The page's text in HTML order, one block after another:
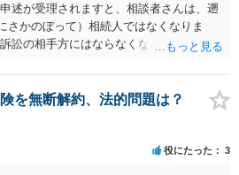
述が受理されますと、相談者さんは、遡
さかのぼって）相続人ではなくなりま
訟の相手方にはならなくなるので（明け
、コピーを答弁書に添えて裁判所に提出
て 請求棄却を求める答弁書を提出すれ
要がありません。その日は差支え（用事
載で十分です。 質問３について 弁護士で
提出の必要は無いと思います。郵送（期
です。 詳細は、書面記載の裁判所書記官
を無断解約、法的問題は？
役にたった 3